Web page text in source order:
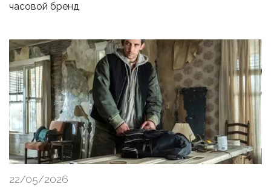
часовой бренд
22/05/2026